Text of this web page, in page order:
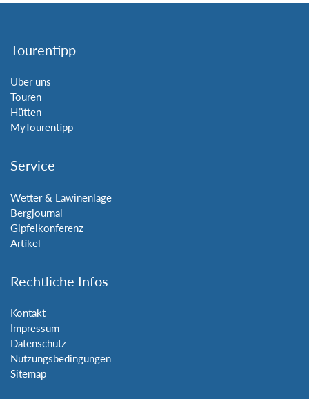
Tourentipp
Über uns
Touren
Hütten
MyTourentipp
Service
Wetter & Lawinenlage
Bergjournal
Gipfelkonferenz
Artikel
Rechtliche Infos
Kontakt
Impressum
Datenschutz
Nutzungsbedingungen
Sitemap